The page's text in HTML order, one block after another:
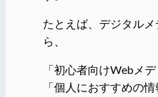
たとえば、デジタル
ら、
「初心者向けWebメ
「個人におすすめの